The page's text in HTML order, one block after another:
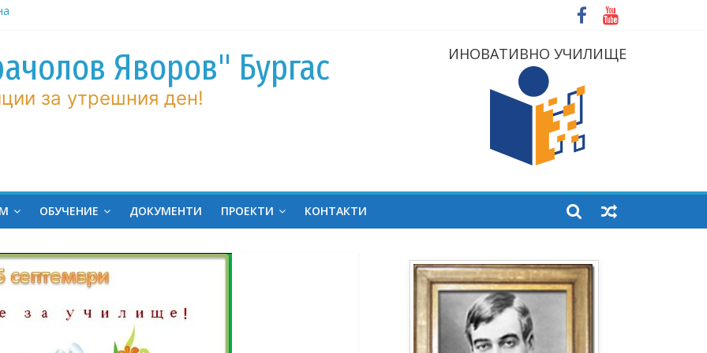
с
от
Яворов" Бургас
за утрешния ден!
ИНОВАТИВНО УЧИЛИЩЕ
ОБУЧЕНИЕ ДОКУМЕНТИ ПРОЕКТИ КОНТАКТИ